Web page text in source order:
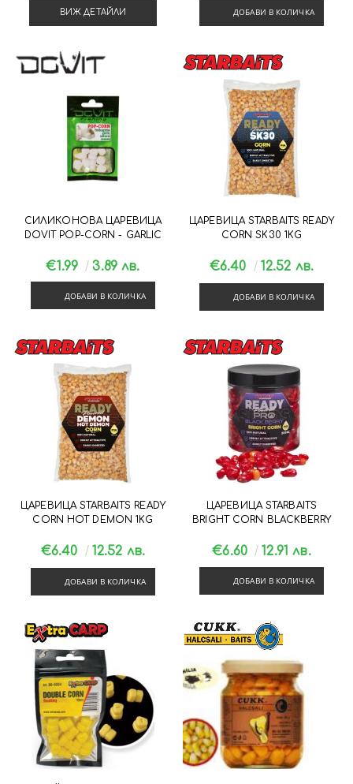
ВИЖ ДЕТАЙЛИ ДОБАВИ В КОЛИЧКА
СИЛИКОНОВА ЦАРЕВИЦА
DOVIT POP-CORN - GARLIC
€1.99 3.89 лв.
ДОБАВИ В КОЛИЧКА
ЦАРЕВИЦА STARBAITS READY
CORN SK30 1KG
€6.40 12.52 лв.
ДОБАВИ В КОЛИЧКА
ЦАРЕВИЦА STARBAITS READY
CORN HOT DEMON 1KG
€6.40 12.52 лв.
ДОБАВИ В КОЛИЧКА
ЦАРЕВИЦА STARBAITS
BRIGHT CORN BLACKBERRY
€6.60 12.91 лв.
ДОБАВИ В КОЛИЧКА